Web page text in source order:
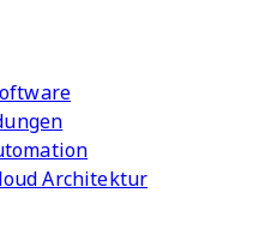
Architektur